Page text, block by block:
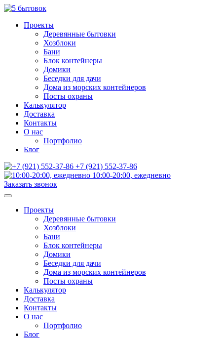
Проекты
Деревянные бытовки
Хозблоки
Бани
Блок контейнеры
Домики
Беседки для дачи
Дома из морских контейнеров
Посты охраны
Калькулятор
Доставка
Контакты
О нас
Портфолио
Блог
+7 (921) 552-37-86
10:00-20:00, ежедневно
Заказать звонок
Проекты
Деревянные бытовки
Хозблоки
Бани
Блок контейнеры
Домики
Беседки для дачи
Дома из морских контейнеров
Посты охраны
Калькулятор
Доставка
Контакты
О нас
Портфолио
Блог